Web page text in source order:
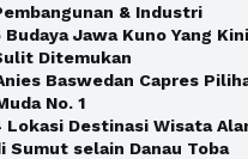
& Industri
Budaya Jawa Kuno Yang
Ditemukan
Baswedan Capres
No. 1
Lokasi Destinasi Wisata
Sumut selain Danau Toba